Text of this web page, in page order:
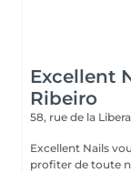
Excellent
Ribeiro
58, rue de la
Excellent Nails
profiter de toute